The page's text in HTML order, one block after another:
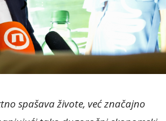
spašava živote, već značajno